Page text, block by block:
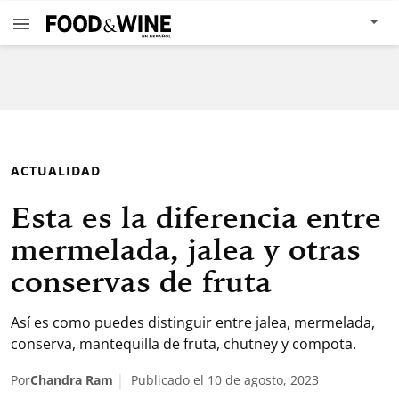
ACTUALIDAD
Esta es la diferencia entre
mermelada, jalea y otras
conservas de fruta
Así es como puedes distinguir entre jalea, mermelada,
conserva, mantequilla de fruta, chutney y compota.
PorChandra Ram Publicado el 10 de agosto, 2023